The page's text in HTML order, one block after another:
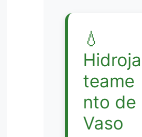
💧
Hidroja
teame
nto de
Vaso